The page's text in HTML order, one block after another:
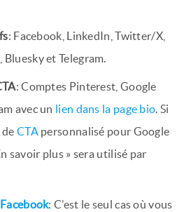
: Facebook, LinkedIn, Twitter/X,
et Telegram.
: Comptes Pinterest, Google
avec un lien dans la page bio. Si
de CTApersonnalisé pour Google
savoir plus » sera utilisé par
: C’est le seul cas où vous